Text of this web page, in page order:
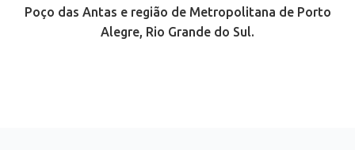
Poço das Antas e região de Metropolitana de Porto
Alegre, Rio Grande do Sul.